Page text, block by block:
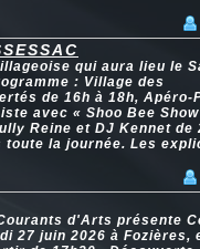
qui aura lieu le
: Village des
de 16h à 18h, Apéro-
avec « Shoo Bee Show
Reine et DJ Kennet de
la journée. Les
d'Arts présente
27 juin 2026 à Fozières,